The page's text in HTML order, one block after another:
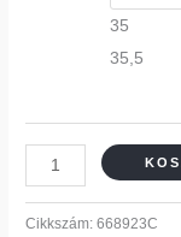
35
35,5
Cikkszám:668923C